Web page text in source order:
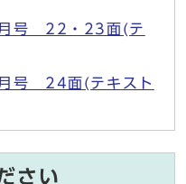
号 22・23面(テ
号 24面(テキスト
さい